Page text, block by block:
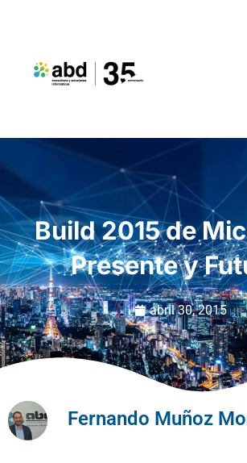
Build 2015 de
Presente y
abril 30, 2015
Fernando Muñoz